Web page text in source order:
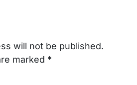
will not be published.
marked *